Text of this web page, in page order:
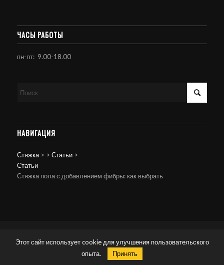
ЧАСЫ РАБОТЫ
пн-пт: 9.00-18.00
НАВИГАЦИЯ
Стяжка>
Статьи
> Статьи>
Стяжка пола с добавлением фибры: как выбрать
WordPress Theme
Этот сайт использует cookie для улучшения пользовательского
опыта.
Принять